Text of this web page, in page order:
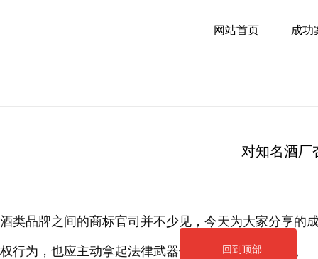
回到顶部
网站首页 成功
对知名酒厂
酒类品牌之间的商标官司并不少见，今天为大家分享的
权行为，也应主动拿起法律武器保护自身的合法权益。